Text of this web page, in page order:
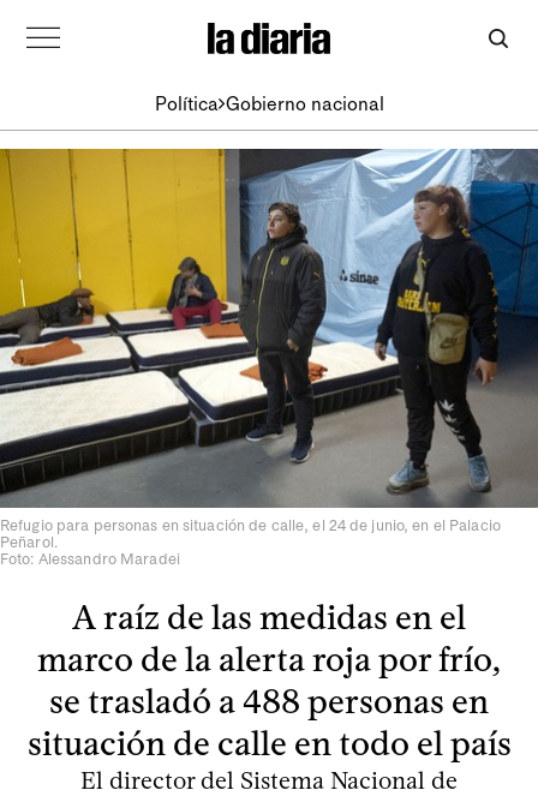
Política Gobierno nacional
Refugio para personas en situación de calle, el 24 de junio, en el Palacio
Peñarol.
Foto: Alessandro Maradei
A raíz de las medidas en el
marco de la alerta roja por frío,
se trasladó a 488 personas en
situación de calle en todo el país
El director del Sistema Nacional de